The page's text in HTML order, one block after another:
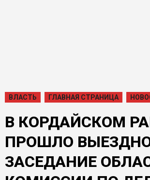
ВЛАСТЬ ГЛАВНАЯ СТРАНИЦА
В КОРДАЙСКОМ
ПРОШЛО
ЗАСЕДАНИЕ